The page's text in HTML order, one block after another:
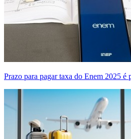
Prazo para pagar taxa do Enem 2025 é